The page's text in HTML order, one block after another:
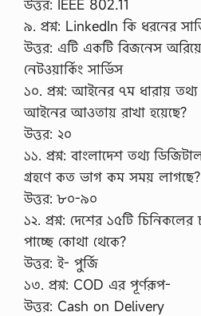
উত্তর: IEEE 802.11
৯. প্রশ্ন: LinkedIn কি ধরনের
উত্তর: এটি একটি বিজনেস
নেটওয়ার্কিং সার্ভিস
১০. প্রশ্ন: আইনের ৭ম ধারায় তথ্য
আইনের আওতায় রাখা হয়েছে?
উত্তর: ২০
১১. প্রশ্ন: বাংলাদেশ তথ্য
গ্রহণে কত ভাগ কম সময় লাগছে?
উত্তর: ৮০-৯০
১২. প্রশ্ন: দেশের ১৫টি
পাচ্ছে কোথা থেকে?
উত্তর: ই- পুর্জি
১৩. প্রশ্ন: COD এর পূর্ণরূপ-
উত্তর: Cash on Delivery